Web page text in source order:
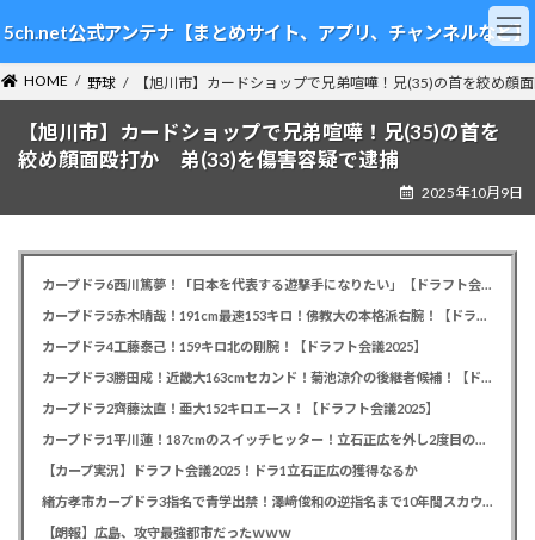
ン
テ
ン
ツ
ビ
ゲ
ー
シ
5ch.net公式アンテナ【まとめサイト、アプリ、チャンネルなど】
HOME 野球 【旭川市】カードショップで兄弟喧嘩！兄(35)の首を絞め
【旭川市】カードショップで兄弟喧嘩！兄(35)の首を
絞め顔面殴打か 弟(33)を傷害容疑で逮捕
2025年10月9日
カープドラ6西川篤夢！「日本を代表する遊撃手になりたい」【ドラフト会議2025】
カープドラ5赤木晴哉！191cm最速153キロ！佛教大の本格派右腕！【ドラフト会議2025】
カープドラ4工藤泰己！159キロ北の剛腕！【ドラフト会議2025】
カープドラ3勝田成！近畿大163cmセカンド！菊池涼介の後継者候補！【ドラフト会議2025】
カープドラ2齊藤汰直！亜大152キロエース！【ドラフト会議2025】
カープドラ1平川蓮！187cmのスイッチヒッター！立石正広を外し2度目の重複も新井監督がクジを引き当てる！【ドラフト会議2025】
【カープ実況】ドラフト会議2025！ドラ1立石正広の獲得なるか
緒方孝市カープドラ3指名で青学出禁！澤﨑俊和の逆指名まで10年間スカウト出禁
【朗報】広島、攻守最強都市だったｗｗｗ